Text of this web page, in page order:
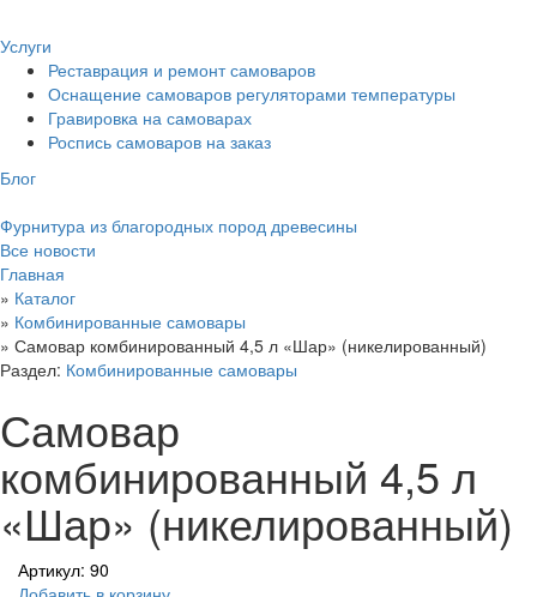
Услуги
Реставрация и ремонт самоваров
Оснащение самоваров регуляторами температуры
Гравировка на самоварах
Роспись самоваров на заказ
Блог
Фурнитура из благородных пород древесины
Все новости
Главная
» Каталог
» Комбинированные самовары
» Самовар комбинированный 4,5 л «Шар» (никелированный)
Раздел: Комбинированные самовары
Самовар
комбинированный 4,5 л
«Шар» (никелированный)
Артикул: 90